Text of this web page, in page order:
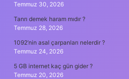
Temmuz 30, 2026
Tanrı demek haram mıdır ?
Temmuz 28, 2026
1092’nin asal çarpanları nelerdir ?
Temmuz 24, 2026
5 GB internet kaç gün gider ?
Temmuz 20, 2026